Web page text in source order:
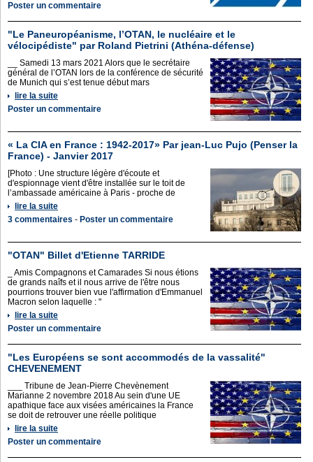
Poster un commentaire
"Le Paneuropéanisme, l’OTAN, le nucléaire et le
vélocipédiste" par Roland Pietrini (Athéna-défense)
__ Samedi 13 mars 2021 Alors que le secrétaire
général de l’OTAN lors de la conférence de sécurité
de Munich qui s’est tenue début mars
lire la suite
Poster un commentaire
« La CIA en France : 1942-2017» Par jean-Luc Pujo (Penser la
France) - Janvier 2017
[Photo : Une structure légère d'écoute et
d'espionnage vient d'être installée sur le toit de
l’ambassade américaine à Paris - proche de
lire la suite
3 commentaires - Poster un commentaire
"OTAN" Billet d'Etienne TARRIDE
_ Amis Compagnons et Camarades Si nous étions
de grands naîfs et il nous arrive de l'être nous
pourrions trouver bien vue l'affirmation d'Emmanuel
Macron selon laquelle : "
lire la suite
Poster un commentaire
"Les Européens se sont accommodés de la vassalité"
CHEVENEMENT
___ Tribune de Jean-Pierre Chevènement
Marianne 2 novembre 2018 Au sein d'une UE
apathique face aux visées américaines la France
se doit de retrouver une réelle politique
lire la suite
Poster un commentaire